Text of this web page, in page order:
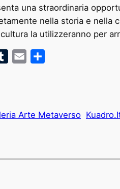
una straordinaria
nella storia e nella
la utilizzeranno per
TumblrEmail
Arte Metaverso